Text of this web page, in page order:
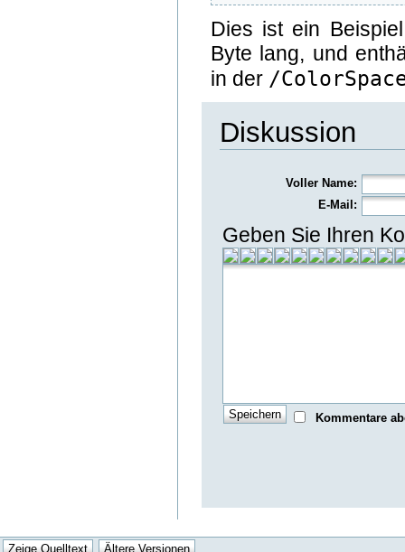
Dies ist ein
Byte lang, und
in der /
Diskussion
Voller Name:
E-Mail:
Geben Sie Ihren
Kommentare